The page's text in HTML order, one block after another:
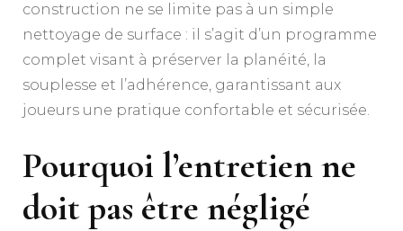
construction ne se limite pas à un simple
nettoyage de surface : il s’agit d’un programme
complet visant à préserver la planéité, la
souplesse et l’adhérence, garantissant aux
joueurs une pratique confortable et sécurisée.
Pourquoi l’entretien ne
doit pas être négligé